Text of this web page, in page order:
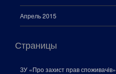
Апрель 2015
Страницы
ЗУ «Про захист прав споживачiв»